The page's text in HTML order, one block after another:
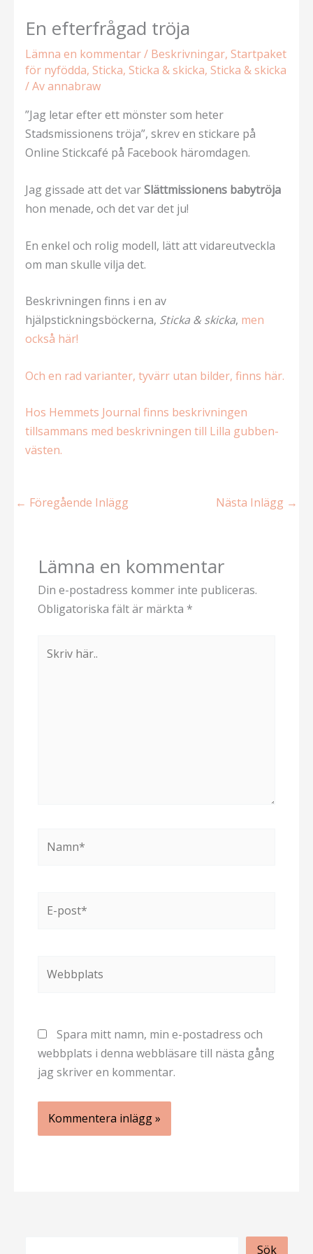
En efterfrågad tröja
Lämna en kommentar/ Beskrivningar, Startpaket
för nyfödda, Sticka, Sticka & skicka, Sticka & skicka
/ Avannabraw
”Jag letar efter ett mönster som heter
Stadsmissionens tröja”, skrev en stickare på
Online Stickcafé på Facebook häromdagen.
Jag gissade att det varSlättmissionens babytröja
hon menade, och det var det ju!
En enkel och rolig modell, lätt att vidareutveckla
om man skulle vilja det.
Beskrivningen finns i en av
hjälpstickningsböckerna, Sticka & skicka, men
också här!
Och en rad varianter, tyvärr utan bilder, finns här.
Hos Hemmets Journal finns beskrivningen
tillsammans med beskrivningen till Lilla gubben-
västen.
← Föregående Inlägg Nästa Inlägg →
Lämna en kommentar
Din e-postadress kommer inte publiceras.
Obligatoriska fält är märkta *
här..
post*
Spara mitt namn, min e-postadress och
webbplats i denna webbläsare till nästa gång
jag skriver en kommentar.
Sök